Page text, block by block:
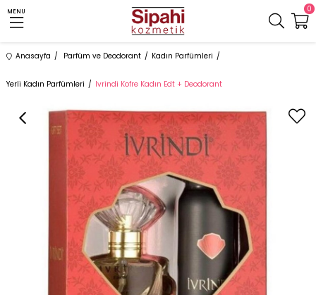
MENU 0
Anasayfa Parfüm ve Deodorant Kadın Parfümleri
Yerli Kadın Parfümleri Ivrindi Kofre Kadın Edt + Deodorant